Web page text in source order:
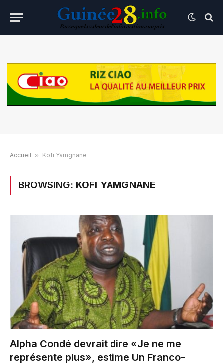
Accueil » Kofi Yamgnane
BROWSING: KOFI YAMGNANE
Alpha Condé devrait dire «Je ne me
représente plus», estime Un Franco-